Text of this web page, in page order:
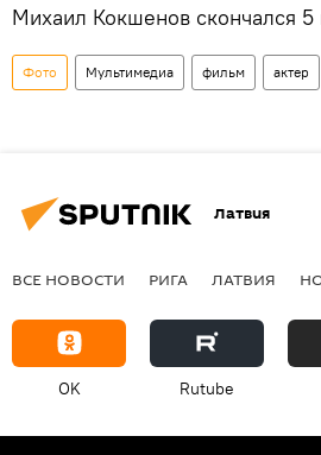
Михаил Кокшенов скончался
Фото Мультимедиа фильм актер
Латвия
ВСЕ НОВОСТИ РИГА ЛАТВИЯ
OK Rutube